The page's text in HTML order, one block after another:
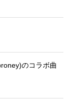
のコラボ曲